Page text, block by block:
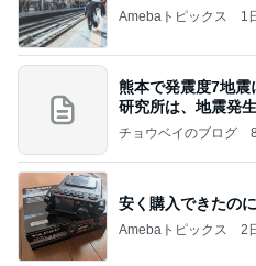
Amebaトピックス 1
熊本で発震度7地
研究所は、地震発
した
チョウベイのブログ
安く購入できたの
Amebaトピックス 2